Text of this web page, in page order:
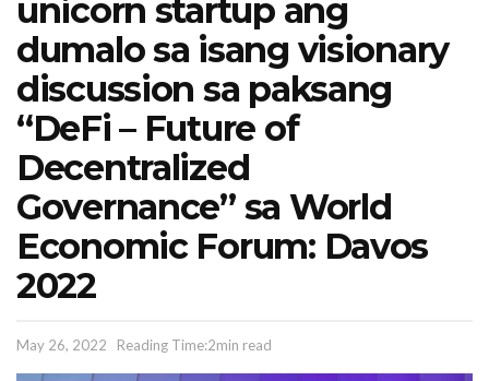
unicorn startup ang
dumalo sa isang visionary
discussion sa paksang
“DeFi – Future of
Decentralized
Governance” sa World
Economic Forum: Davos
2022
May 26, 2022 Reading Time:2min read